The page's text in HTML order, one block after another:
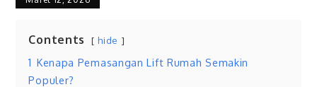
Contents hide
1 Kenapa Pemasangan Lift Rumah Semakin
Populer?